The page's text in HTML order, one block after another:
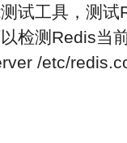
试工具，测
检测Redis当
/etc/